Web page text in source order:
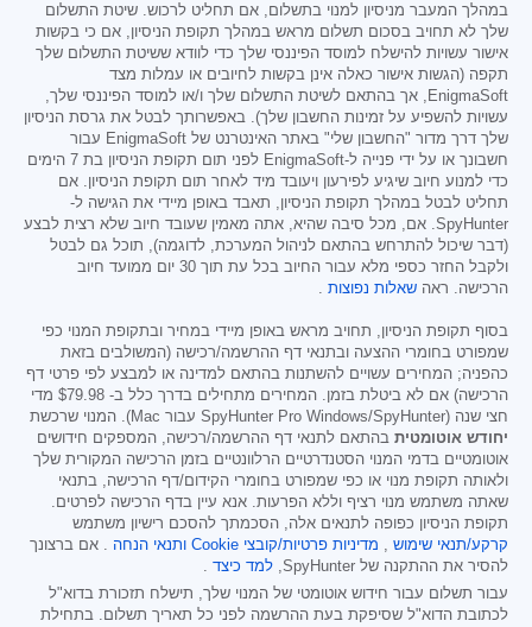
במהלך המעבר מניסיון למנוי בתשלום, אם תחליט לרכוש. שיטת התשלום
שלך לא תחויב בסכום תשלום מראש במהלך תקופת הניסיון, אם כי בקשות
אישור עשויות להישלח למוסד הפיננסי שלך כדי לוודא ששיטת התשלום שלך
תקפה (הגשות אישור כאלה אינן בקשות לחיובים או עמלות מצד
EnigmaSoft, אך בהתאם לשיטת התשלום שלך ו/או למוסד הפיננסי שלך,
עשויות להשפיע על זמינות החשבון שלך). באפשרותך לבטל את גרסת הניסיון
שלך דרך מדור "החשבון שלי" באתר האינטרנט של EnigmaSoft עבור
חשבונך או על ידי פנייה ל-EnigmaSoft לפני תום תקופת הניסיון בת 7 הימים
כדי למנוע חיוב שיגיע לפירעון ויעובד מיד לאחר תום תקופת הניסיון. אם
תחליט לבטל במהלך תקופת הניסיון, תאבד באופן מיידי את הגישה ל-
SpyHunter. אם, מכל סיבה שהיא, אתה מאמין שעובד חיוב שלא רצית לבצע
(דבר שיכול להתרחש בהתאם לניהול המערכת, לדוגמה), תוכל גם לבטל
ולקבל החזר כספי מלא עבור החיוב בכל עת תוך 30 יום ממועד חיוב
הרכישה. ראה שאלות נפוצות .
בסוף תקופת הניסיון, תחויב מראש באופן מיידי במחיר ובתקופת המנוי כפי
שמפורט בחומרי ההצעה ובתנאי דף ההרשמה/רכישה (המשולבים בזאת
כהפניה; המחירים עשויים להשתנות בהתאם למדינה או למבצע לפי פרטי דף
הרכישה) אם לא ביטלת בזמן. המחירים מתחילים בדרך כלל ב- $79.98 מדי
חצי שנה (SpyHunter Pro Windows/SpyHunter עבור Mac). המנוי שרכשת
יחודש אוטומטית בהתאם לתנאי דף ההרשמה/רכישה, המספקים חידושים
אוטומטיים בדמי המנוי הסטנדרטיים הרלוונטיים בזמן הרכישה המקורית שלך
ולאותה תקופת מנוי או כפי שמפורט בחומרי הקידום/דף הרכישה, בתנאי
שאתה משתמש מנוי רציף וללא הפרעות. אנא עיין בדף הרכישה לפרטים.
תקופת הניסיון כפופה לתנאים אלה, הסכמתך להסכם רישיון משתמש
קרקע/תנאי שימוש , מדיניות פרטיות/קובצי Cookie ותנאי הנחה . אם ברצונך
להסיר את ההתקנה של SpyHunter,
למד כיצד .
עבור תשלום עבור חידוש אוטומטי של המנוי שלך, תישלח תזכורת בדוא"ל
לכתובת הדוא"ל שסיפקת בעת ההרשמה לפני כל תאריך תשלום. בתחילת